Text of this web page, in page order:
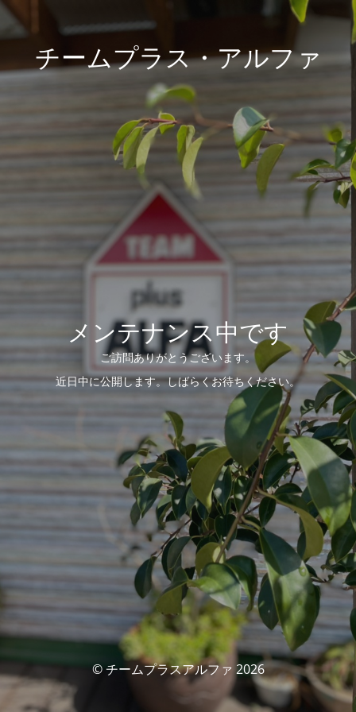
チームプラス・アルファ
メンテナンス中です
ご訪問ありがとうございます。
近日中に公開します。しばらくお待ちください。
© チームプラスアルファ 2026